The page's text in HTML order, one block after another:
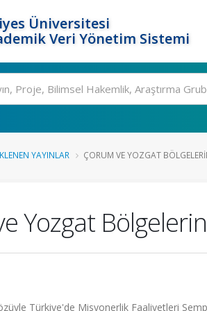
Üniversitesi
Veri Yönetim Sistemi
YAYINLAR ÇORUM VE YOZGAT
Yozgat
Türkiye'de Misyonerlik Faaliyetleri